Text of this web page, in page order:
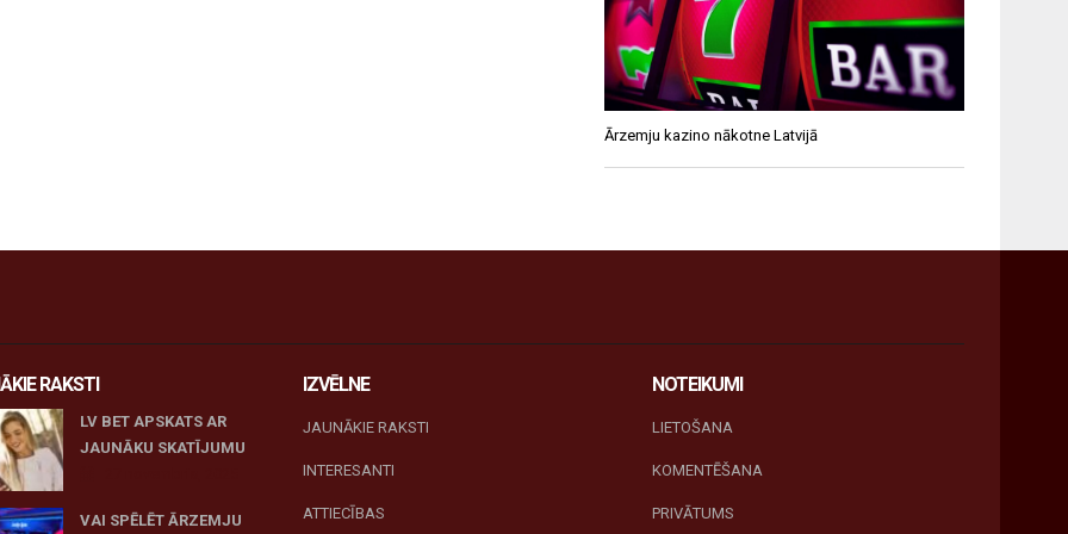
Ārzemju kazino nākotne Latvijā
RAKSTI
LV BET APSKATS AR
JAUNĀKU SKATĪJUMU
VAI SPĒLĒT ĀRZEMJU
IZVĒLNE
JAUNĀKIE RAKSTI
INTERESANTI
ATTIECĪBAS
NOTEIKUMI
LIETOŠANA
KOMENTĒŠANA
PRIVĀTUMS